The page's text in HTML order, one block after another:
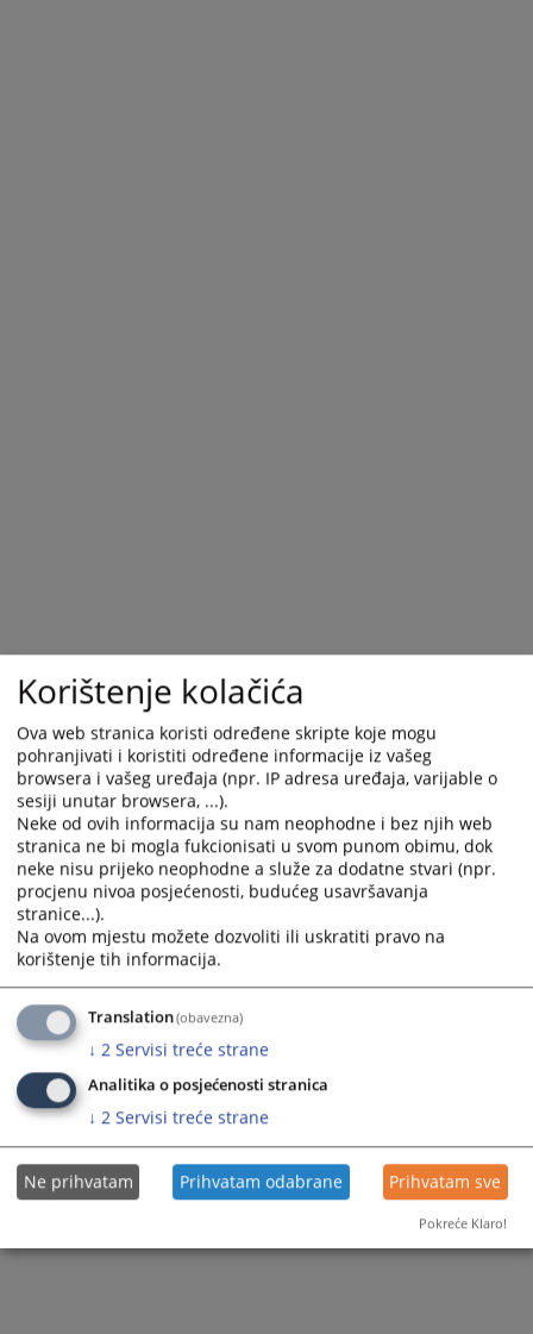
Korištenje kolačića
Ova web stranica koristi određene skripte koje mogu
pohranjivati i koristiti određene informacije iz vašeg
browsera i vašeg uređaja (npr. IP adresa uređaja, varijable o
sesiji unutar browsera, ...).
Neke od ovih informacija su nam neophodne i bez njih web
stranica ne bi mogla fukcionisati u svom punom obimu, dok
neke nisu prijeko neophodne a služe za dodatne stvari (npr.
procjenu nivoa posjećenosti, budućeg usavršavanja
stranice...).
Na ovom mjestu možete dozvoliti ili uskratiti pravo na
korištenje tih informacija.
Translation(obavezna)
↓ 2 Servisi treće strane
Analitika o posjećenosti stranica
↓ 2 Servisi treće strane
Ne prihvatam Prihvatam odabrane Prihvatam sve
Pokreće Klaro!